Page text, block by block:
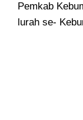
Pemkab
lurah se-